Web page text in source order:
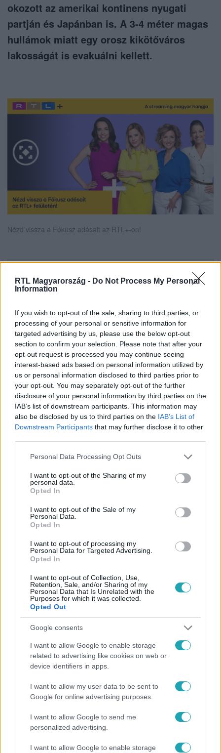
RTL Magyarország - Do Not Process My Personal
Information
If you wish to opt-out of the sale, sharing to third parties, or
processing of your personal or sensitive information for
targeted advertising by us, please use the below opt-out
section to confirm your selection. Please note that after your
opt-out request is processed you may continue seeing
interest-based ads based on personal information utilized by
us or personal information disclosed to third parties prior to
your opt-out. You may separately opt-out of the further
disclosure of your personal information by third parties on the
IAB’s list of downstream participants. This information may
also be disclosed by us to third parties on the IAB’s List of
Downstream Participants that may further disclose it to other
Please note that this website/app uses one or more Google
not limited to your visit or usage behaviour. You may click to
grant or deny consent to Google and its third-party tags to
use your data for below specified purposes in below Google
consent section.
Personal Data Processing Opt Outs
I want to opt-out of the Sharing of my
personal data.
Opted In
I want to opt-out of the Sale of my
Personal Data.
Opted In
I want to opt-out of processing my
Personal Data for Targeted Advertising.
Opted In
I want to opt-out of Collection, Use,
Retention, Sale, and/or Sharing of my
Personal Data that Is Unrelated with the
Purposes for which it was collected.
Opted Out
Google consents
I want to allow Google to enable storage
related to advertising like cookies on web or
device identifiers in apps.
I want to allow my user data to be sent to
Google for online advertising purposes.
I want to allow Google to send me
personalized advertising.
I want to allow Google to enable storage
okozott az amerikai kontinens nyugati
partján és Japánban is. A 3-4 méter magas
hullámok miatt egy orosz kikötőváros
lakosságát is evakuálni kellett.
Nézd vissza a Fókusz adásait az RTL+-on!
legyen a Google-találatokban!
Kövess minket, és értesülj a friss hírekről a
Facebookon is!
FÓKUSZ #VIDEÓ CUNAMI
OROSZORSZÁG #AMERIKA